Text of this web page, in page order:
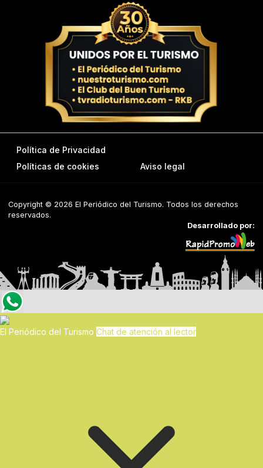
Política de Privacidad
Políticas de cookies
Aviso legal
Copyright © 2026 El Periódico del Turismo. Todos los derechos
reservados.
Desarrollado por:
El Periódico del Turismo Chat de atención al lector